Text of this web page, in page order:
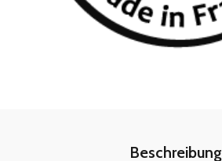
Beschreibung